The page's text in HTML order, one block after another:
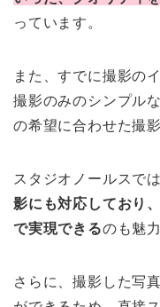
っています。
また、すでに撮影の
撮影のみのシンプル
の希望に合わせた撮
スタジオノールスでは
影にも対応しており
で実現できるのも魅
さらに、撮影した写